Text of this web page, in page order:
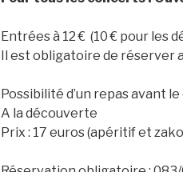
Entrées à 12 € (10 € pour les
Il est obligatoire de réserver
Possibilité d’un repas avant
A la découverte
Prix : 17 euros (apéritif et